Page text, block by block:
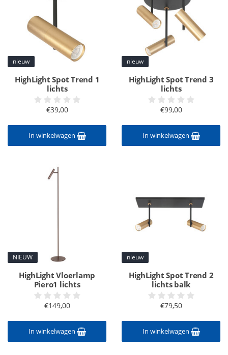
nieuw
HighLight Spot Trend 1
lichts
€39,00
In winkelwagen
nieuw
HighLight Spot Trend 3
lichts
€99,00
In winkelwagen
NIEUW
HighLight Vloerlamp
Piero1 lichts
€149,00
In winkelwagen
nieuw
HighLight Spot Trend 2
lichts balk
€79,50
In winkelwagen